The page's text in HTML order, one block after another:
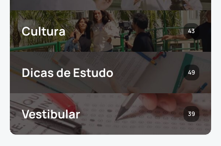
Cultura 43
Dicas de Estudo 49
Vestibular 39